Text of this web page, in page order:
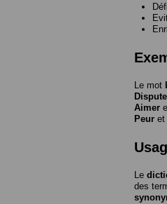
Le mot
Dispute
Aimer
Peur et
Le
des